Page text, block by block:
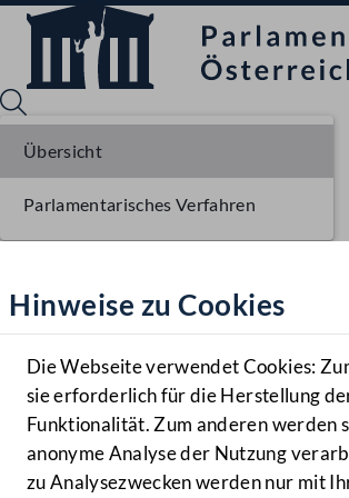
Hilfe
Benutzer
Navigationsmenü öffnen
MENÜ
Hinweise zu Cookies
Die Webseite verwendet Cookies:
sie erforderlich für die Herstellung
Funktionalität. Zum anderen werden
anonyme Analyse der Nutzung
zu Analysezwecken werden nur mit
Übersicht
Parlamentarisches Verfahren